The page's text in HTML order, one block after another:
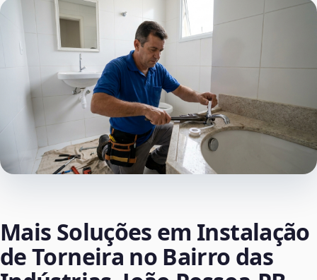
Mais Soluções em Instalação
de Torneira no Bairro das